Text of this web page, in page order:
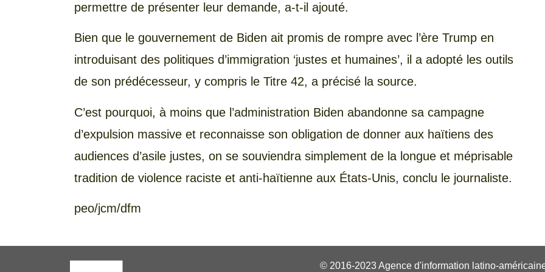
permettre de présenter leur demande, a-t-il ajouté.
Bien que le gouvernement de Biden ait promis de rompre avec l’ère Trump en
introduisant des politiques d’immigration ‘justes et humaines’, il a adopté les outils
de son prédécesseur, y compris le Titre 42, a précisé la source.
C’est pourquoi, à moins que l’administration Biden abandonne sa campagne
d’expulsion massive et reconnaisse son obligation de donner aux haïtiens des
audiences d’asile justes, on se souviendra simplement de la longue et méprisable
tradition de violence raciste et anti-haïtienne aux États-Unis, conclu le journaliste.
peo/jcm/dfm
© 2016-2023 Agence d'information latino-